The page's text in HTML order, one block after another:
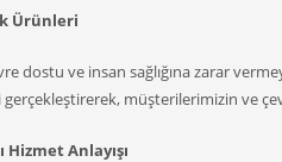
Ürünleri
dostu ve insan sağlığına zarar
müşterilerimizin ve
Anlayışı